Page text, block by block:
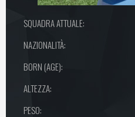
SQUADRA ATTUALE:
NAZIONALITÀ:
BORN (AGE):
ALTEZZA:
PESO: